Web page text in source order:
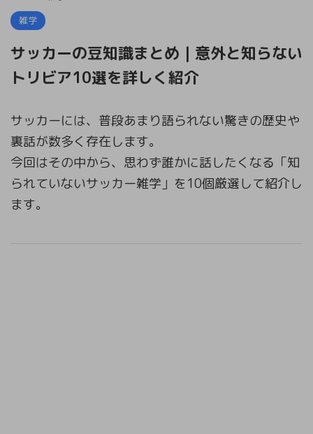
雑学
サッカーの豆知識まとめ｜意外と知らない
トリビア10選を詳しく紹介
サッカーには、普段あまり語られない驚きの歴史や
裏話が数多く存在します。
今回はその中から、思わず誰かに話したくなる「知
られていないサッカー雑学」を10個厳選して紹介し
ます。